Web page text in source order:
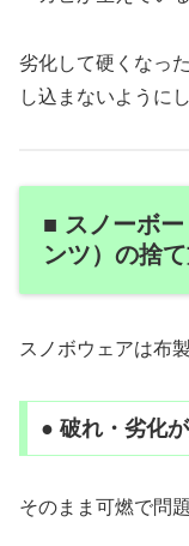
劣化して硬くなっ
し込まないように
■ スノーボ
ンツ）の捨
スノボウェアは布
● 破れ・劣化
そのまま可燃で問